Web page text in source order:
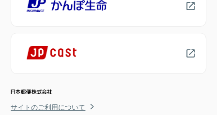
サイトのご利用について